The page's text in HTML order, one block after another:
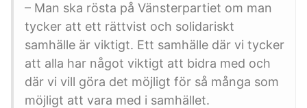
– Man ska rösta på Vänsterpartiet om man
tycker att ett rättvist och solidariskt
samhälle är viktigt. Ett samhälle där vi tycker
att alla har något viktigt att bidra med och
där vi vill göra det möjligt för så många som
möjligt att vara med i samhället.